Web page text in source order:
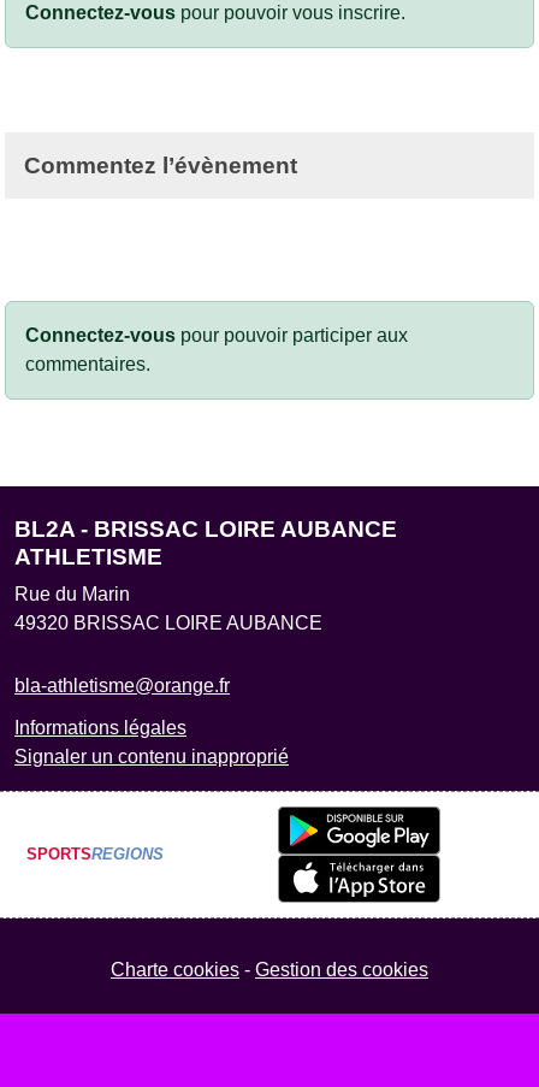
Connectez-vous pour pouvoir vous inscrire.
Commentez l’évènement
Connectez-vous pour pouvoir participer aux
commentaires.
BL2A - BRISSAC LOIRE AUBANCE
ATHLETISME
Rue du Marin
49320 BRISSAC LOIRE AUBANCE
bla-athletisme@orange.fr
Informations légales
Signaler un contenu inapproprié
SPORTSREGIONS
Charte cookies Gestion des cookies